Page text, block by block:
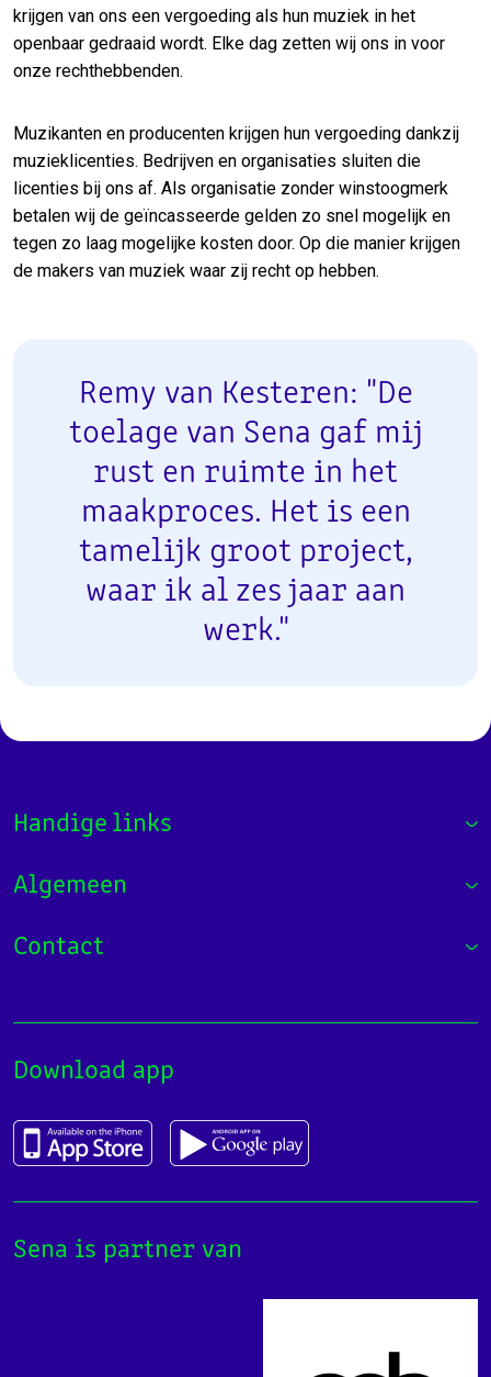
krijgen van ons een vergoeding als hun muziek in het
openbaar gedraaid wordt. Elke dag zetten wij ons in voor
onze rechthebbenden.
Muzikanten en producenten krijgen hun vergoeding dankzij
muzieklicenties. Bedrijven en organisaties sluiten die
licenties bij ons af. Als organisatie zonder winstoogmerk
betalen wij de geïncasseerde gelden zo snel mogelijk en
tegen zo laag mogelijke kosten door. Op die manier krijgen
de makers van muziek waar zij recht op hebben.
Remy van Kesteren: "De
toelage van Sena gaf mij
rust en ruimte in het
maakproces. Het is een
tamelijk groot project,
waar ik al zes jaar aan
werk."
Handige links
Algemeen
Contact
Download app
Sena is partner van